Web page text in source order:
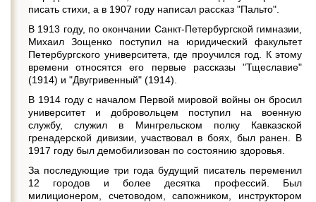
писать стихи, а в 1907 году написал рассказ "Пальто".
В 1913 году, по окончании Санкт-Петербургской гимназии,
Михаил Зощенко поступил на юридический факультет
Петербургского университета, где проучился год. К этому
времени относятся его первые рассказы "Тщеславие"
(1914) и "Двугривенный" (1914).
В 1914 году с началом Первой мировой войны он бросил
университет и добровольцем поступил на военную
службу, служил в Мингрельском полку Кавказской
гренадерской дивизии, участвовал в боях, был ранен. В
1917 году был демобилизован по состоянию здоровья.
За последующие три года будущий писатель переменил
12 городов и более десятка профессий. Был
милиционером, счетоводом, сапожником, инструктором